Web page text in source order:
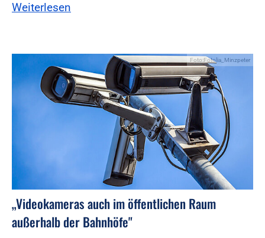
Weiterlesen
Foto:Fotolia_Minzpeter
„Videokameras auch im öffentlichen Raum
außerhalb der Bahnhöfe"